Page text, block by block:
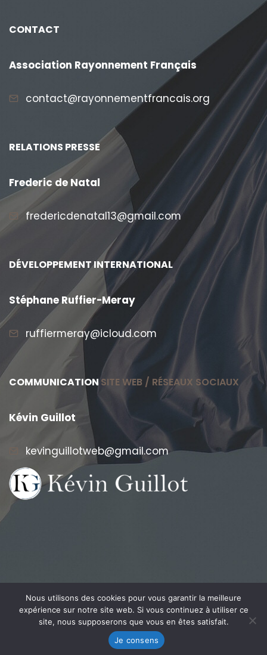
CONTACT
Association Rayonnement Français
contact@rayonnementfrancais.org
RELATIONS PRESSE
Frederic de Natal
fredericdenatal13@gmail.com
DÉVELOPPEMENT INTERNATIONAL
Stéphane Ruffier-Meray
ruffiermeray@icloud.com
COMMUNICATIONSITE WEB / RÉSEAUX SOCIAUX
Kévin Guillot
kevinguillotweb@gmail.com
© L'Association Rayonnement
Français. Tous droits réservés
Nous utilisons des cookies pour vous garantir la meilleure
expérience sur notre site web. Si vous continuez à utiliser ce
site, nous supposerons que vous en êtes satisfait.
Je consens